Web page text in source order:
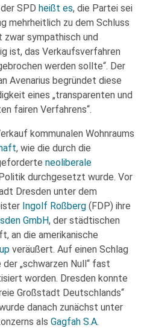
SPD heißt es, die Partei sei
mehrheitlich zu dem Schluss
sympathisch und
ist, das Verkaufsverfahren
werden sollte“. Der
Avenarius begründet diese
eines „transparenten und
fairen Verfahrens“.
kommunalen Wohnraums
, wie die durch die
neoliberale
durchgesetzt wurde. Vor
Dresden unter dem
Ingolf Roßberg (FDP) ihre
GmbH, der städtischen
an die amerikanische
veräußert. Auf einen Schlag
„schwarzen Null“ fast
worden. Dresden konnte
Großstadt Deutschlands“
danach zunächst unter
als Gagfah S.A.